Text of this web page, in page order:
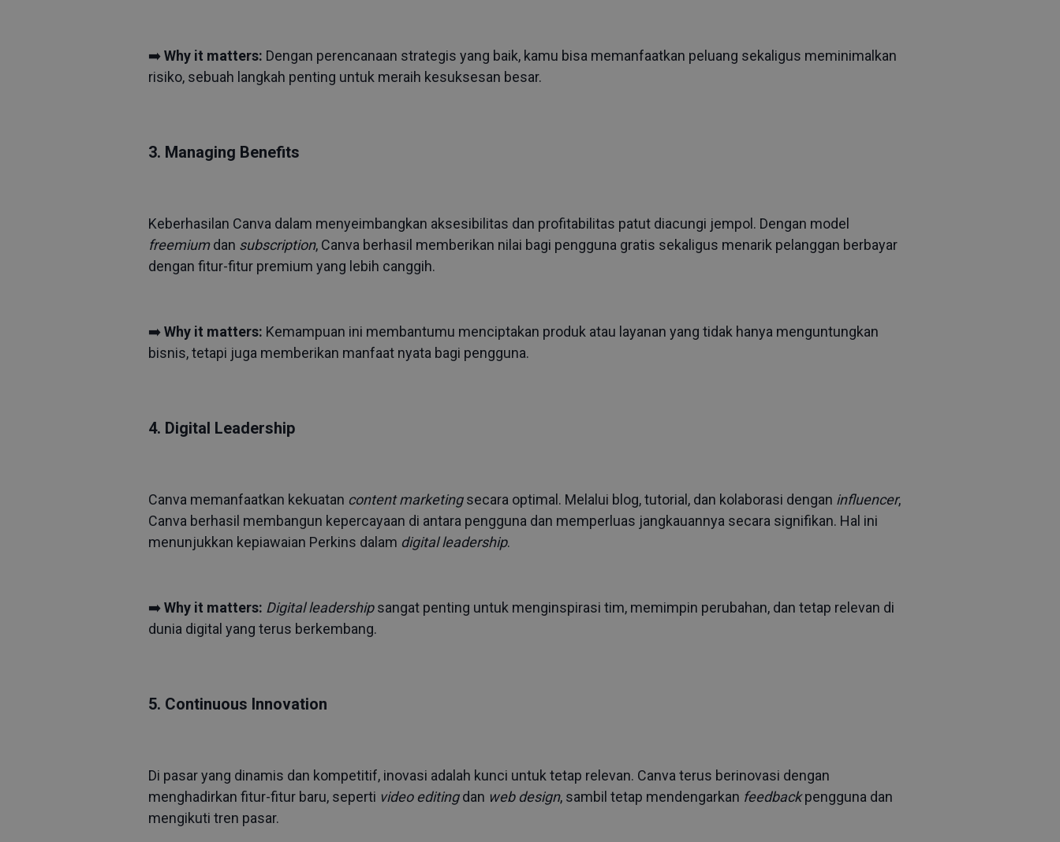
➡️Why it matters: Dengan perencanaan strategis yang baik, kamu bisa memanfaatkan peluang sekaligus meminimalkan
risiko, sebuah langkah penting untuk meraih kesuksesan besar.
3. Managing Benefits
Keberhasilan Canva dalam menyeimbangkan aksesibilitas dan profitabilitas patut diacungi jempol. Dengan model
freemiumdan subscription, Canva berhasil memberikan nilai bagi pengguna gratis sekaligus menarik pelanggan berbayar
dengan fitur-fitur premium yang lebih canggih.
➡️Why it matters: Kemampuan ini membantumu menciptakan produk atau layanan yang tidak hanya menguntungkan
bisnis, tetapi juga memberikan manfaat nyata bagi pengguna.
4. Digital Leadership
Canva memanfaatkan kekuatan content marketingsecara optimal. Melalui blog, tutorial, dan kolaborasi dengan influencer,
Canva berhasil membangun kepercayaan di antara pengguna dan memperluas jangkauannya secara signifikan. Hal ini
menunjukkan kepiawaian Perkins dalam digital leadership.
➡️Why it matters: Digital leadershipsangat penting untuk menginspirasi tim, memimpin perubahan, dan tetap relevan di
dunia digital yang terus berkembang.
5. Continuous Innovation
Di pasar yang dinamis dan kompetitif, inovasi adalah kunci untuk tetap relevan. Canva terus berinovasi dengan
menghadirkan fitur-fitur baru, seperti video editingdan web design, sambil tetap mendengarkan feedbackpengguna dan
mengikuti tren pasar.